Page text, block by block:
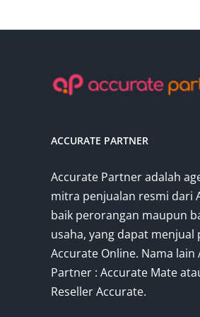
ACCURATE PARTNER
Accurate Partner adalah
mitra penjualan resmi dari
baik perorangan maupun
usaha, yang dapat menjual
Accurate Online. Nama lain
Partner : Accurate Mate
Reseller Accurate.